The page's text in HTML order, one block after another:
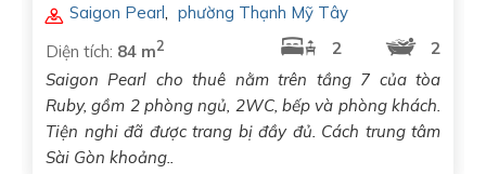
Saigon Pearl
phường Thạnh Mỹ Tây
Diện tích: 84 m2 2
2
Saigon Pearl cho thuê nằm trên tầng 7 của tòa
Ruby, gồm 2 phòng ngủ, 2WC, bếp và phòng khách.
Tiện nghi đã được trang bị đầy đủ. Cách trung tâm
Sài Gòn khoảng..